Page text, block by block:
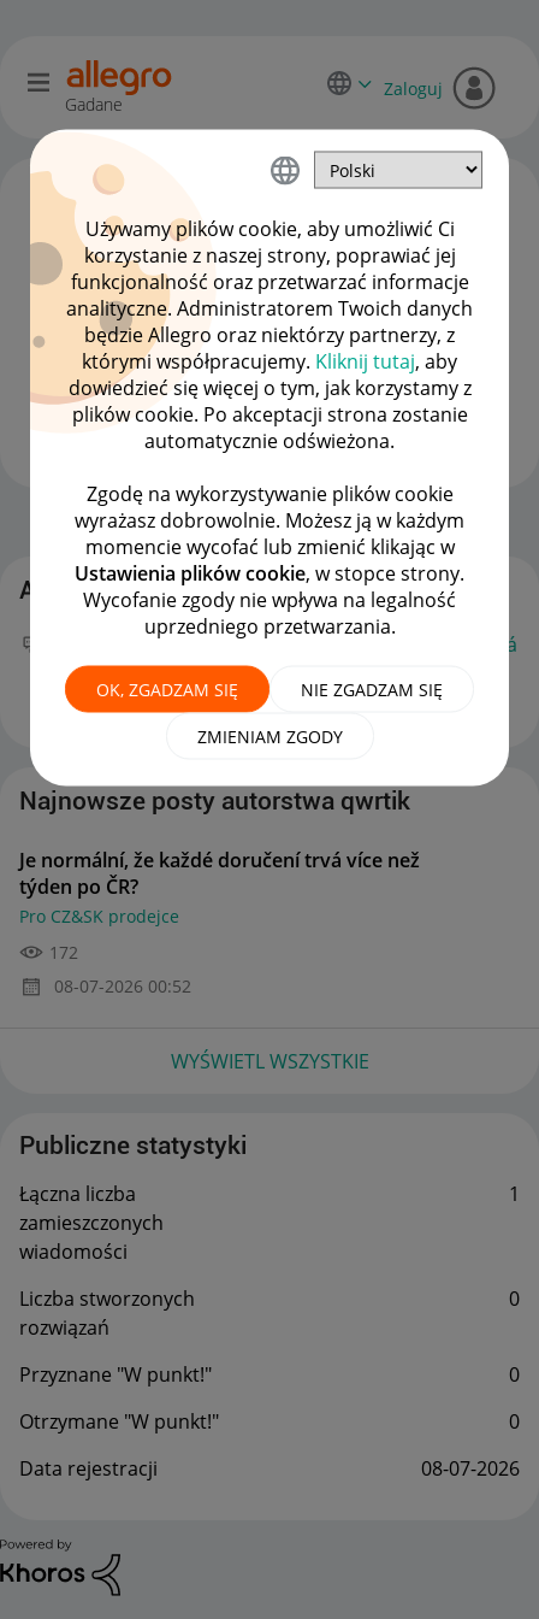
Używamy plików cookie, aby umożliwić Ci
korzystanie z naszej strony, poprawiać jej
funkcjonalność oraz przetwarzać informacje
analityczne. Administratorem Twoich danych
będzie Allegro oraz niektórzy partnerzy, z
którymi współpracujemy. Kliknij tutaj, aby
dowiedzieć się więcej o tym, jak korzystamy z
plików cookie. Po akceptacji strona zostanie
automatycznie odświeżona.
Zgodę na wykorzystywanie plików cookie
wyrażasz dobrowolnie. Możesz ją w każdym
momencie wycofać lub zmienić klikając w
Ustawienia plików cookie, w stopce strony.
Wycofanie zgody nie wpływa na legalność
uprzedniego przetwarzania.
OK, ZGADZAM SIĘ NIE ZGADZAM SIĘ
ZMIENIAM ZGODY
Gadane
Zaloguj
qwrtik
#1 Nowicjusz
Strona Główna OPCJE
Aktywność qwrtik
Twój nowy wpis
Je normální, že každé doručení trvá
více než týden po ČR?na forum
prodejcemożna już podziwiać :)‎08-07-2026
Najnowsze posty autorstwa qwrtik
Je normální, že každé doručení trvá více než
týden po ČR?
Pro CZ&SK prodejce
172
‎08-07-2026 00:52
WYŚWIETL WSZYSTKIE
Publiczne statystyki
Łączna liczba
zamieszczonych
wiadomości
1
Liczba stworzonych
rozwiązań
0
Przyznane "W punkt!"
0
Otrzymane "W punkt!"
0
Data rejestracji
‎08-07-2026